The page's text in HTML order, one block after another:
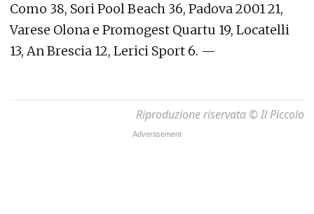
Como 38, Sori Pool Beach 36, Padova 2001 21,
Varese Olona e Promogest Quartu 19, Locatelli
13, An Brescia 12, Lerici Sport 6. —
Riproduzione riservata © Il Piccolo